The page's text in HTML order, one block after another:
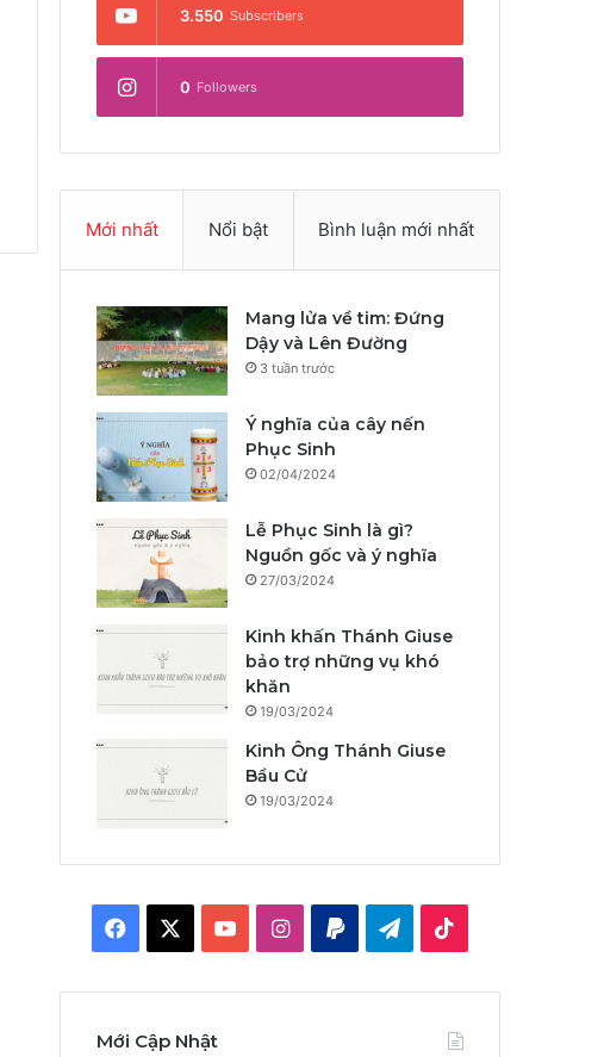
3.550 Subscribers
0 Followers
Mới nhất Nổi bật Bình luận mới nhất
Mang lửa về tim: Đứng
Dậy và Lên Đường
3 tuần trước
Ý nghĩa của cây nến
Phục Sinh
02/04/2024
Lễ Phục Sinh là gì?
Nguồn gốc và ý nghĩa
27/03/2024
Kinh khấn Thánh Giuse
bảo trợ những vụ khó
khăn
19/03/2024
Kinh Ông Thánh Giuse
Bầu Cử
19/03/2024
I
P
Mới Cập Nhật